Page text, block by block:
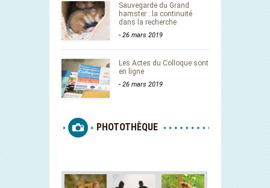
Sauvegarde du Grand
hamster : la continuité
dans la recherche
- 26 mars 2019
Les Actes du Colloque sont
en ligne
- 26 mars 2019
PHOTOTHÈQUE